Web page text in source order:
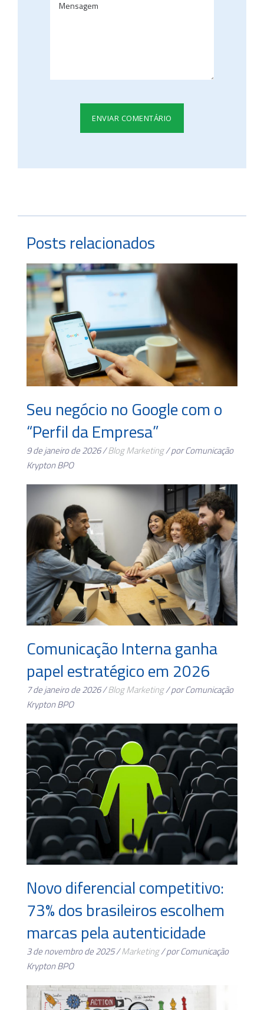
Posts relacionados
Seu negócio no Google com o
“Perfil da Empresa”
9 de janeiro de 2026 /BlogMarketing/ por Comunicação
Krypton BPO
Comunicação Interna ganha
papel estratégico em 2026
7 de janeiro de 2026 /BlogMarketing/ por Comunicação
Krypton BPO
Novo diferencial competitivo:
73% dos brasileiros escolhem
marcas pela autenticidade
3 de novembro de 2025 /Marketing/ por Comunicação
Krypton BPO